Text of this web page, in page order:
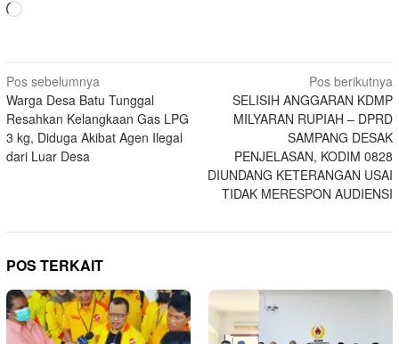
Navigasi
pos
Pos sebelumnya
Warga Desa Batu Tunggal
Resahkan Kelangkaan Gas LPG
3 kg, Diduga Akibat Agen Ilegal
dari Luar Desa
Pos berikutnya
SELISIH ANGGARAN KDMP
MILYARAN RUPIAH – DPRD
SAMPANG DESAK
PENJELASAN, KODIM 0828
DIUNDANG KETERANGAN USAI
TIDAK MERESPON AUDIENSI
POS TERKAIT